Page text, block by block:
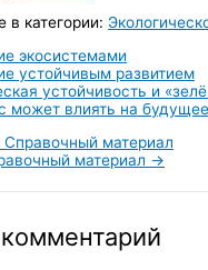
в категории:
экосистемами
устойчивым развитием
устойчивость и
может влиять на
материал
материал →